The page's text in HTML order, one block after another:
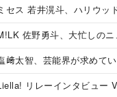
セス 若井滉斗、ハリウッ
佐野勇斗、大忙しの
﨑太智、芸能界が求めてい
リレーインタビュー